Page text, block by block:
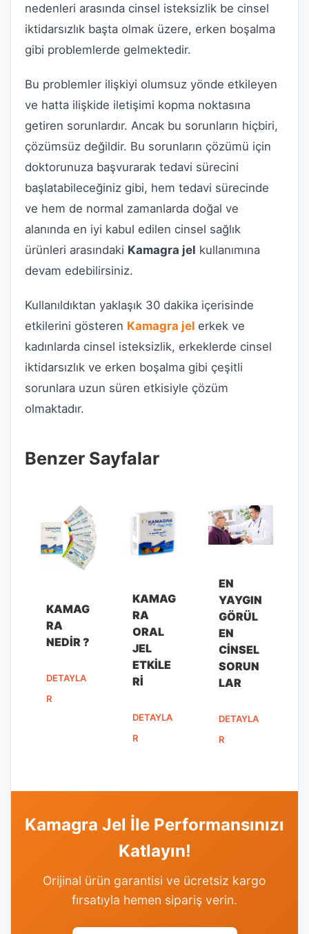
nedenleri arasında cinsel isteksizlik be cinsel
iktidarsızlık başta olmak üzere, erken boşalma
gibi problemlerde gelmektedir.
Bu problemler ilişkiyi olumsuz yönde etkileyen
ve hatta ilişkide iletişimi kopma noktasına
getiren sorunlardır. Ancak bu sorunların hiçbiri,
çözümsüz değildir. Bu sorunların çözümü için
doktorunuza başvurarak tedavi sürecini
başlatabileceğiniz gibi, hem tedavi sürecinde
ve hem de normal zamanlarda doğal ve
alanında en iyi kabul edilen cinsel sağlık
ürünleri arasındaki Kamagra jel kullanımına
devam edebilirsiniz.
Kullanıldıktan yaklaşık 30 dakika içerisinde
etkilerini gösteren Kamagra jel erkek ve
kadınlarda cinsel isteksizlik, erkeklerde cinsel
iktidarsızlık ve erken boşalma gibi çeşitli
sorunlara uzun süren etkisiyle çözüm
olmaktadır.
Benzer Sayfalar
KAMAG
RA
NEDIR ?
DETAYLA
R
KAMAG
RA
ORAL
JEL
ETKILE
RI
DETAYLA
R
EN
YAYGIN
GÖRÜL
EN
CINSEL
SORUN
LAR
DETAYLA
R
Kamagra Jel İle Performansınızı
Katlayın!
Orijinal ürün garantisi ve ücretsiz kargo
fırsatıyla hemen sipariş verin.